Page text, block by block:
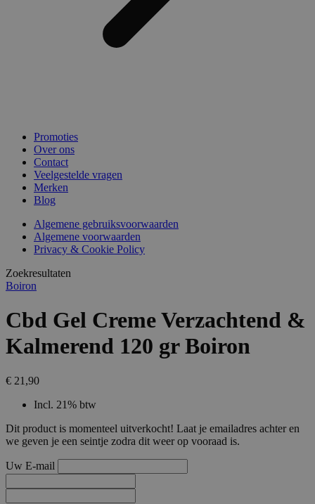
Promoties
Over ons
Contact
Veelgestelde vragen
Merken
Blog
Algemene gebruiksvoorwaarden
Algemene voorwaarden
Privacy & Cookie Policy
Zoekresultaten
Boiron
Cbd Gel Creme Verzachtend &
Kalmerend 120 gr Boiron
€ 21,90
Incl. 21% btw
Dit product is momenteel uitverkocht! Laat je emailadres achter en
we geven je een seintje zodra dit weer op vooraad is.
Uw E-mail